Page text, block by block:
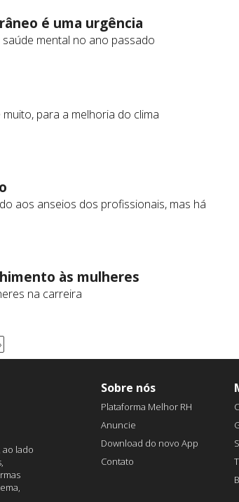
é uma urgência
mental no ano passado
para a melhoria do clima
aos anseios dos profissionais, mas há
às mulheres
na carreira
lado
Sobre nós
Plataforma Melhor RH
Anuncie
Download do novo App
Contato